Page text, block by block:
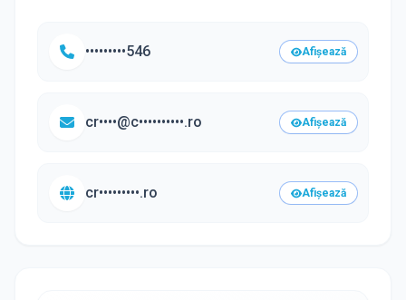
•••••••••546 Afișează
cr••••@c••••••••••.ro Afișează
cr•••••••••.ro Afișează